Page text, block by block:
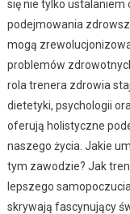
się nie tylko ustalaniem
podejmowania
mogą
problemów
rola trenera zdrowia
dietetyki, psychologii
oferują holistyczne
naszego życia. Jakie
tym zawodzie? Jak
lepszego
skrywają fascynujący